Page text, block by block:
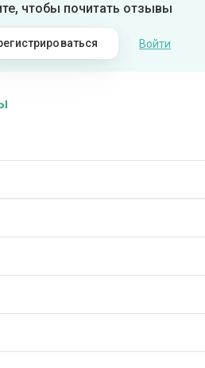
чтобы почитать отзывы
Войти